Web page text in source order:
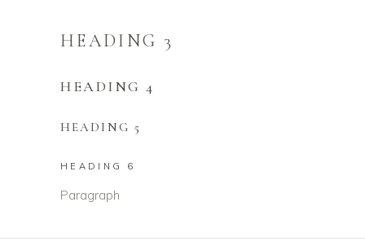
HEADING 3
HEADING 4
HEADING 5
HEADING 6
Paragraph